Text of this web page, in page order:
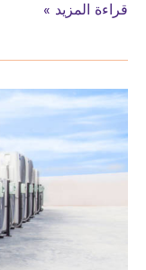
صيانة
نحاس
المكيفات
حي
الوهط
قراءة المزيد »